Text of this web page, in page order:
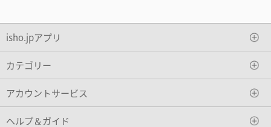
isho.jpアプリ
カテゴリー
アカウントサービス
ヘルプ＆ガイド